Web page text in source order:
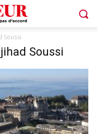
Soussi
Soussi